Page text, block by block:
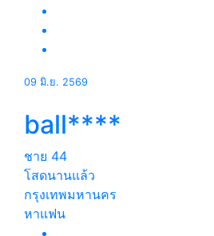
09 มิ.ย. 2569
ball****
ชาย 44
โสดนานแล้ว
กรุงเทพมหานคร
หาแฟน